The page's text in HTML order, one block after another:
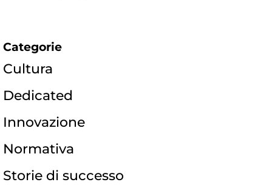
Categorie
Cultura
Dedicated
Innovazione
Normativa
Storie di successo